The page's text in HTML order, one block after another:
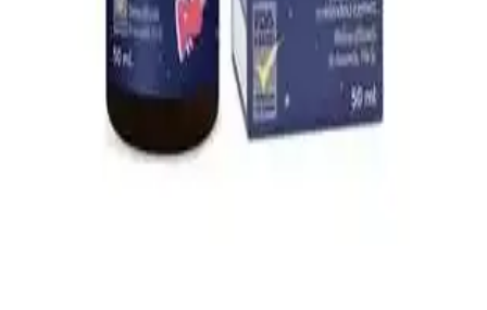
Yıkanabilir Kilitli Bebek Mama Kabı ve Gıda
Poşetleri: Güvenli ve Ekonomik Saklama Çözümleri
Yıkanabilir kilitli bebek mama kabı ve gıda poşetleri hijyen ve
sürdürülebilirlik sağlar, kolay temizlenir, güvenli ve ekonomik
kullanımıyla ebeveynlerin tercihidir.
Bebeklerde Uyku Kalitesini Artıran Doğal Uyku